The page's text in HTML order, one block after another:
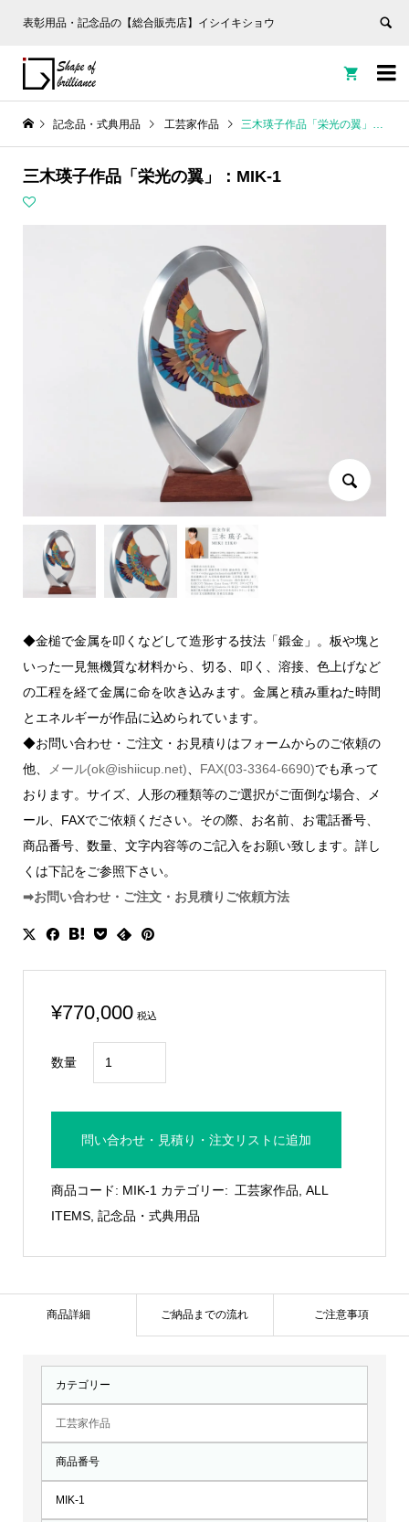
表彰用品・記念品の【総合販売店】イシイキショウ


記念品・式典用品 工芸家作品 三木瑛子作品「栄光の翼」：MIK-1
三木瑛子作品「栄光の翼」：MIK-1
◆金槌で金属を叩くなどして造形する技法「鍛金」。板や塊と
いった一見無機質な材料から、切る、叩く、溶接、色上げなど
の工程を経て金属に命を吹き込みます。金属と積み重ねた時間
とエネルギーが作品に込められています。
◆お問い合わせ・ご注文・お見積りはフォームからのご依頼の
他、
メール(ok@ishiicup.net) FAX(03-3364-6690)でも承って
おります。サイズ、人形の種類等のご選択がご面倒な場合、メ
ール、FAXでご依頼ください。その際、お名前、お電話番号、
商品番号、数量、文字内容等のご記入をお願い致します。詳し
くは下記をご参照下さい。
➡お問い合わせ・ご注文・お見積りご依頼方法
¥770,000 税込
数量
木
子
「栄
の
問い合わせ・見積り・注文リストに追加
商品コード: MIK-1 カテゴリー: 工芸家作品 ALL
ITEMS, 記念品・式典用品
商品詳細 ご納品までの流れ ご注意事項
カテゴリー
工芸家作品
商品番号
MIK-1